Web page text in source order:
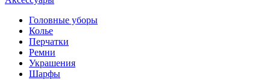
Головные уборы
Колье
Перчатки
Ремни
Украшения
Шарфы